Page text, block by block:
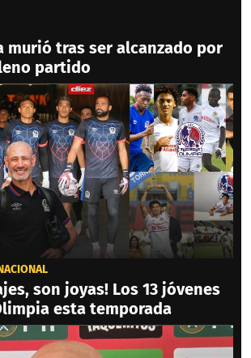
murió tras ser alcanzado por
partido
son joyas! Los 13 jóvenes
esta temporada